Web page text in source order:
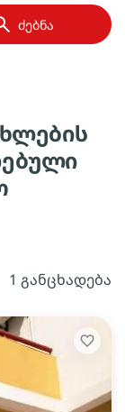
ძებნა
1 განცხადება